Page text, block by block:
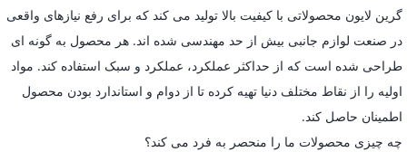
گرین لایون محصولاتی با کیفیت بالا تولید می کند که برای رفع نیازهای واقعی
در صنعت لوازم جانبی بیش از حد مهندسی شده اند. هر محصول به گونه ای
طراحی شده است که از حداکثر عملکرد، عملکرد و سبک استفاده کند. مواد
اولیه را از نقاط مختلف دنیا تهیه کرده تا از دوام و استاندارد بودن محصول
اطمینان حاصل کند.
چه چیزی محصولات ما را منحصر به فرد می کند؟